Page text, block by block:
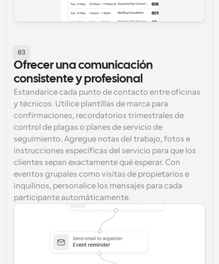
03
Ofrecer una comunicación
consistente y profesional
Estandarice cada punto de contacto entre oficinas
y técnicos. Utilice plantillas de marca para
confirmaciones, recordatorios trimestrales de
control de plagas o planes de servicio de
seguimiento. Agregue notas del trabajo, fotos e
instrucciones específicas del servicio para que los
clientes sepan exactamente qué esperar. Con
eventos grupales como visitas de propietarios e
inquilinos, personalice los mensajes para cada
participante automáticamente.